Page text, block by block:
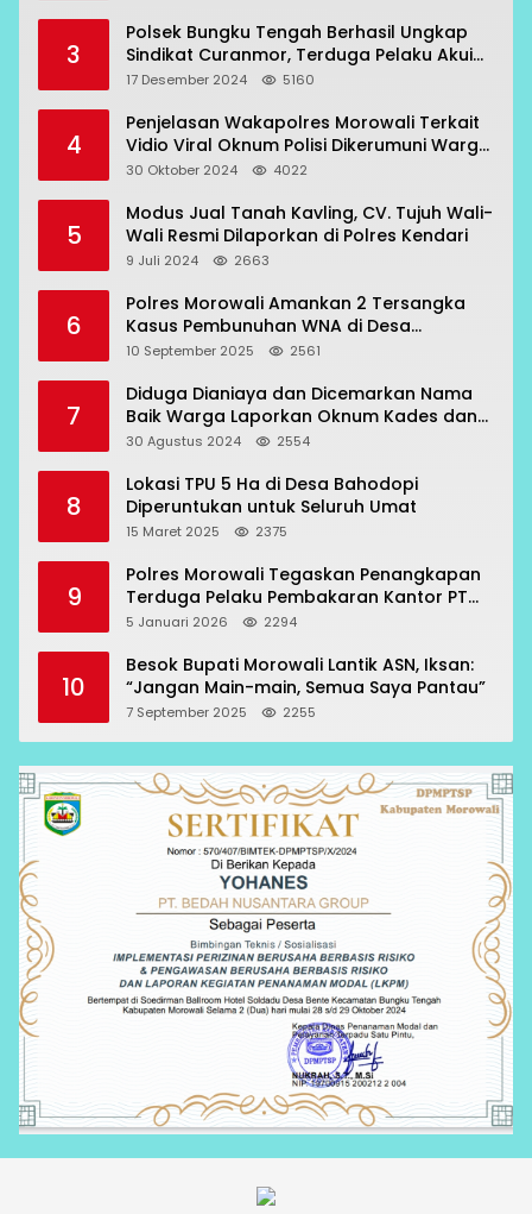
3
Polsek Bungku Tengah Berhasil Ungkap
Sindikat Curanmor, Terduga Pelaku Akui
Beraksi di 7 Lokasi
17 Desember 2024 5160
4
Penjelasan Wakapolres Morowali Terkait
Vidio Viral Oknum Polisi Dikerumuni Warga
Bahodopi
30 Oktober 2024 4022
5
Modus Jual Tanah Kavling, CV. Tujuh Wali-
Wali Resmi Dilaporkan di Polres Kendari
9 Juli 2024 2663
6
Polres Morowali Amankan 2 Tersangka
Kasus Pembunuhan WNA di Desa
Topogaro
10 September 2025 2561
7
Diduga Dianiaya dan Dicemarkan Nama
Baik Warga Laporkan Oknum Kades dan
Oknum Polisi
30 Agustus 2024 2554
8
Lokasi TPU 5 Ha di Desa Bahodopi
Diperuntukan untuk Seluruh Umat
15 Maret 2025 2375
9
Polres Morowali Tegaskan Penangkapan
Terduga Pelaku Pembakaran Kantor PT
RCP Sesuai Prosedur
5 Januari 2026 2294
10
Besok Bupati Morowali Lantik ASN, Iksan:
“Jangan Main-main, Semua Saya Pantau”
7 September 2025 2255